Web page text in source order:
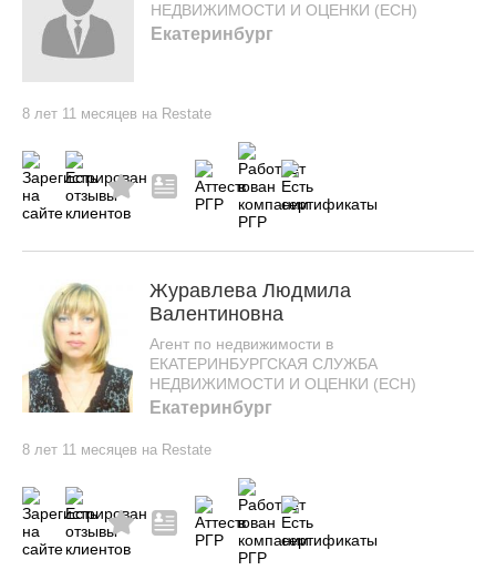
НЕДВИЖИМОСТИ И ОЦЕНКИ (ЕСН)
Екатеринбург
8 лет 11 месяцев на Restate
Журавлева Людмила
Валентиновна
Агент по недвижимости в
ЕКАТЕРИНБУРГСКАЯ СЛУЖБА
НЕДВИЖИМОСТИ И ОЦЕНКИ (ЕСН)
Екатеринбург
8 лет 11 месяцев на Restate